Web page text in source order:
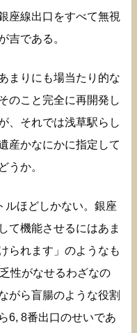
座線出口をすべて無視
吉である。
まりにも場当たり的な
のこと完全に再開発し
、それでは浅草駅らし
産かなにかに指定して
うか。
ルほどしかない。銀座
て機能させるにはあま
られます」のようなも
性がなせるわざなの
がら盲腸のような役割
6, 8番出口のせいであ